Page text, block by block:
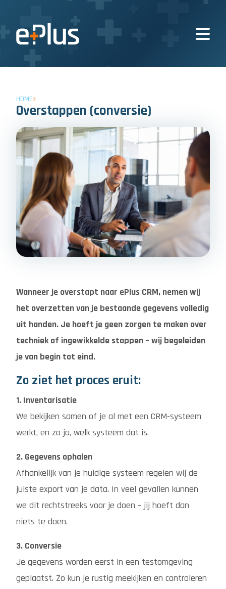
HOME
Overstappen (conversie)
Wanneer je overstapt naar ePlus CRM, nemen wij
het overzetten van je bestaande gegevens volledig
uit handen. Je hoeft je geen zorgen te maken over
techniek of ingewikkelde stappen – wij begeleiden
je van begin tot eind.
Zo ziet het proces eruit:
1. Inventarisatie
We bekijken samen of je al met een CRM-systeem
werkt, en zo ja, welk systeem dat is.
2. Gegevens ophalen
Afhankelijk van je huidige systeem regelen wij de
juiste export van je data. In veel gevallen kunnen
we dit rechtstreeks voor je doen – jij hoeft dan
niets te doen.
3. Conversie
Je gegevens worden eerst in een testomgeving
geplaatst. Zo kun je rustig meekijken en controleren